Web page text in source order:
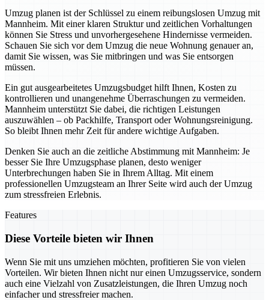
Umzug planen ist der Schlüssel zu einem reibungslosen Umzug mit
Mannheim. Mit einer klaren Struktur und zeitlichen Vorhaltungen
können Sie Stress und unvorhergesehene Hindernisse vermeiden.
Schauen Sie sich vor dem Umzug die neue Wohnung genauer an,
damit Sie wissen, was Sie mitbringen und was Sie entsorgen
müssen.
Ein gut ausgearbeitetes Umzugsbudget hilft Ihnen, Kosten zu
kontrollieren und unangenehme Überraschungen zu vermeiden.
Mannheim unterstützt Sie dabei, die richtigen Leistungen
auszuwählen – ob Packhilfe, Transport oder Wohnungsreinigung.
So bleibt Ihnen mehr Zeit für andere wichtige Aufgaben.
Denken Sie auch an die zeitliche Abstimmung mit Mannheim: Je
besser Sie Ihre Umzugsphase planen, desto weniger
Unterbrechungen haben Sie in Ihrem Alltag. Mit einem
professionellen Umzugsteam an Ihrer Seite wird auch der Umzug
zum stressfreien Erlebnis.
Features
Diese Vorteile bieten wir Ihnen
Wenn Sie mit uns umziehen möchten, profitieren Sie von vielen
Vorteilen. Wir bieten Ihnen nicht nur einen Umzugsservice, sondern
auch eine Vielzahl von Zusatzleistungen, die Ihren Umzug noch
einfacher und stressfreier machen.